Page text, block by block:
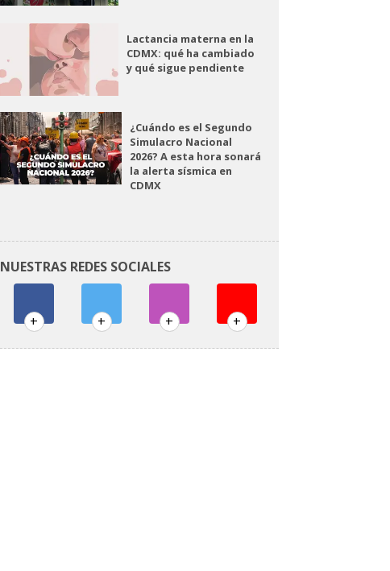
Lactancia materna en la
CDMX: qué ha cambiado
y qué sigue pendiente
¿Cuándo es el Segundo
Simulacro Nacional
2026? A esta hora sonará
la alerta sísmica en
CDMX
NUESTRAS REDES SOCIALES
+ + + +